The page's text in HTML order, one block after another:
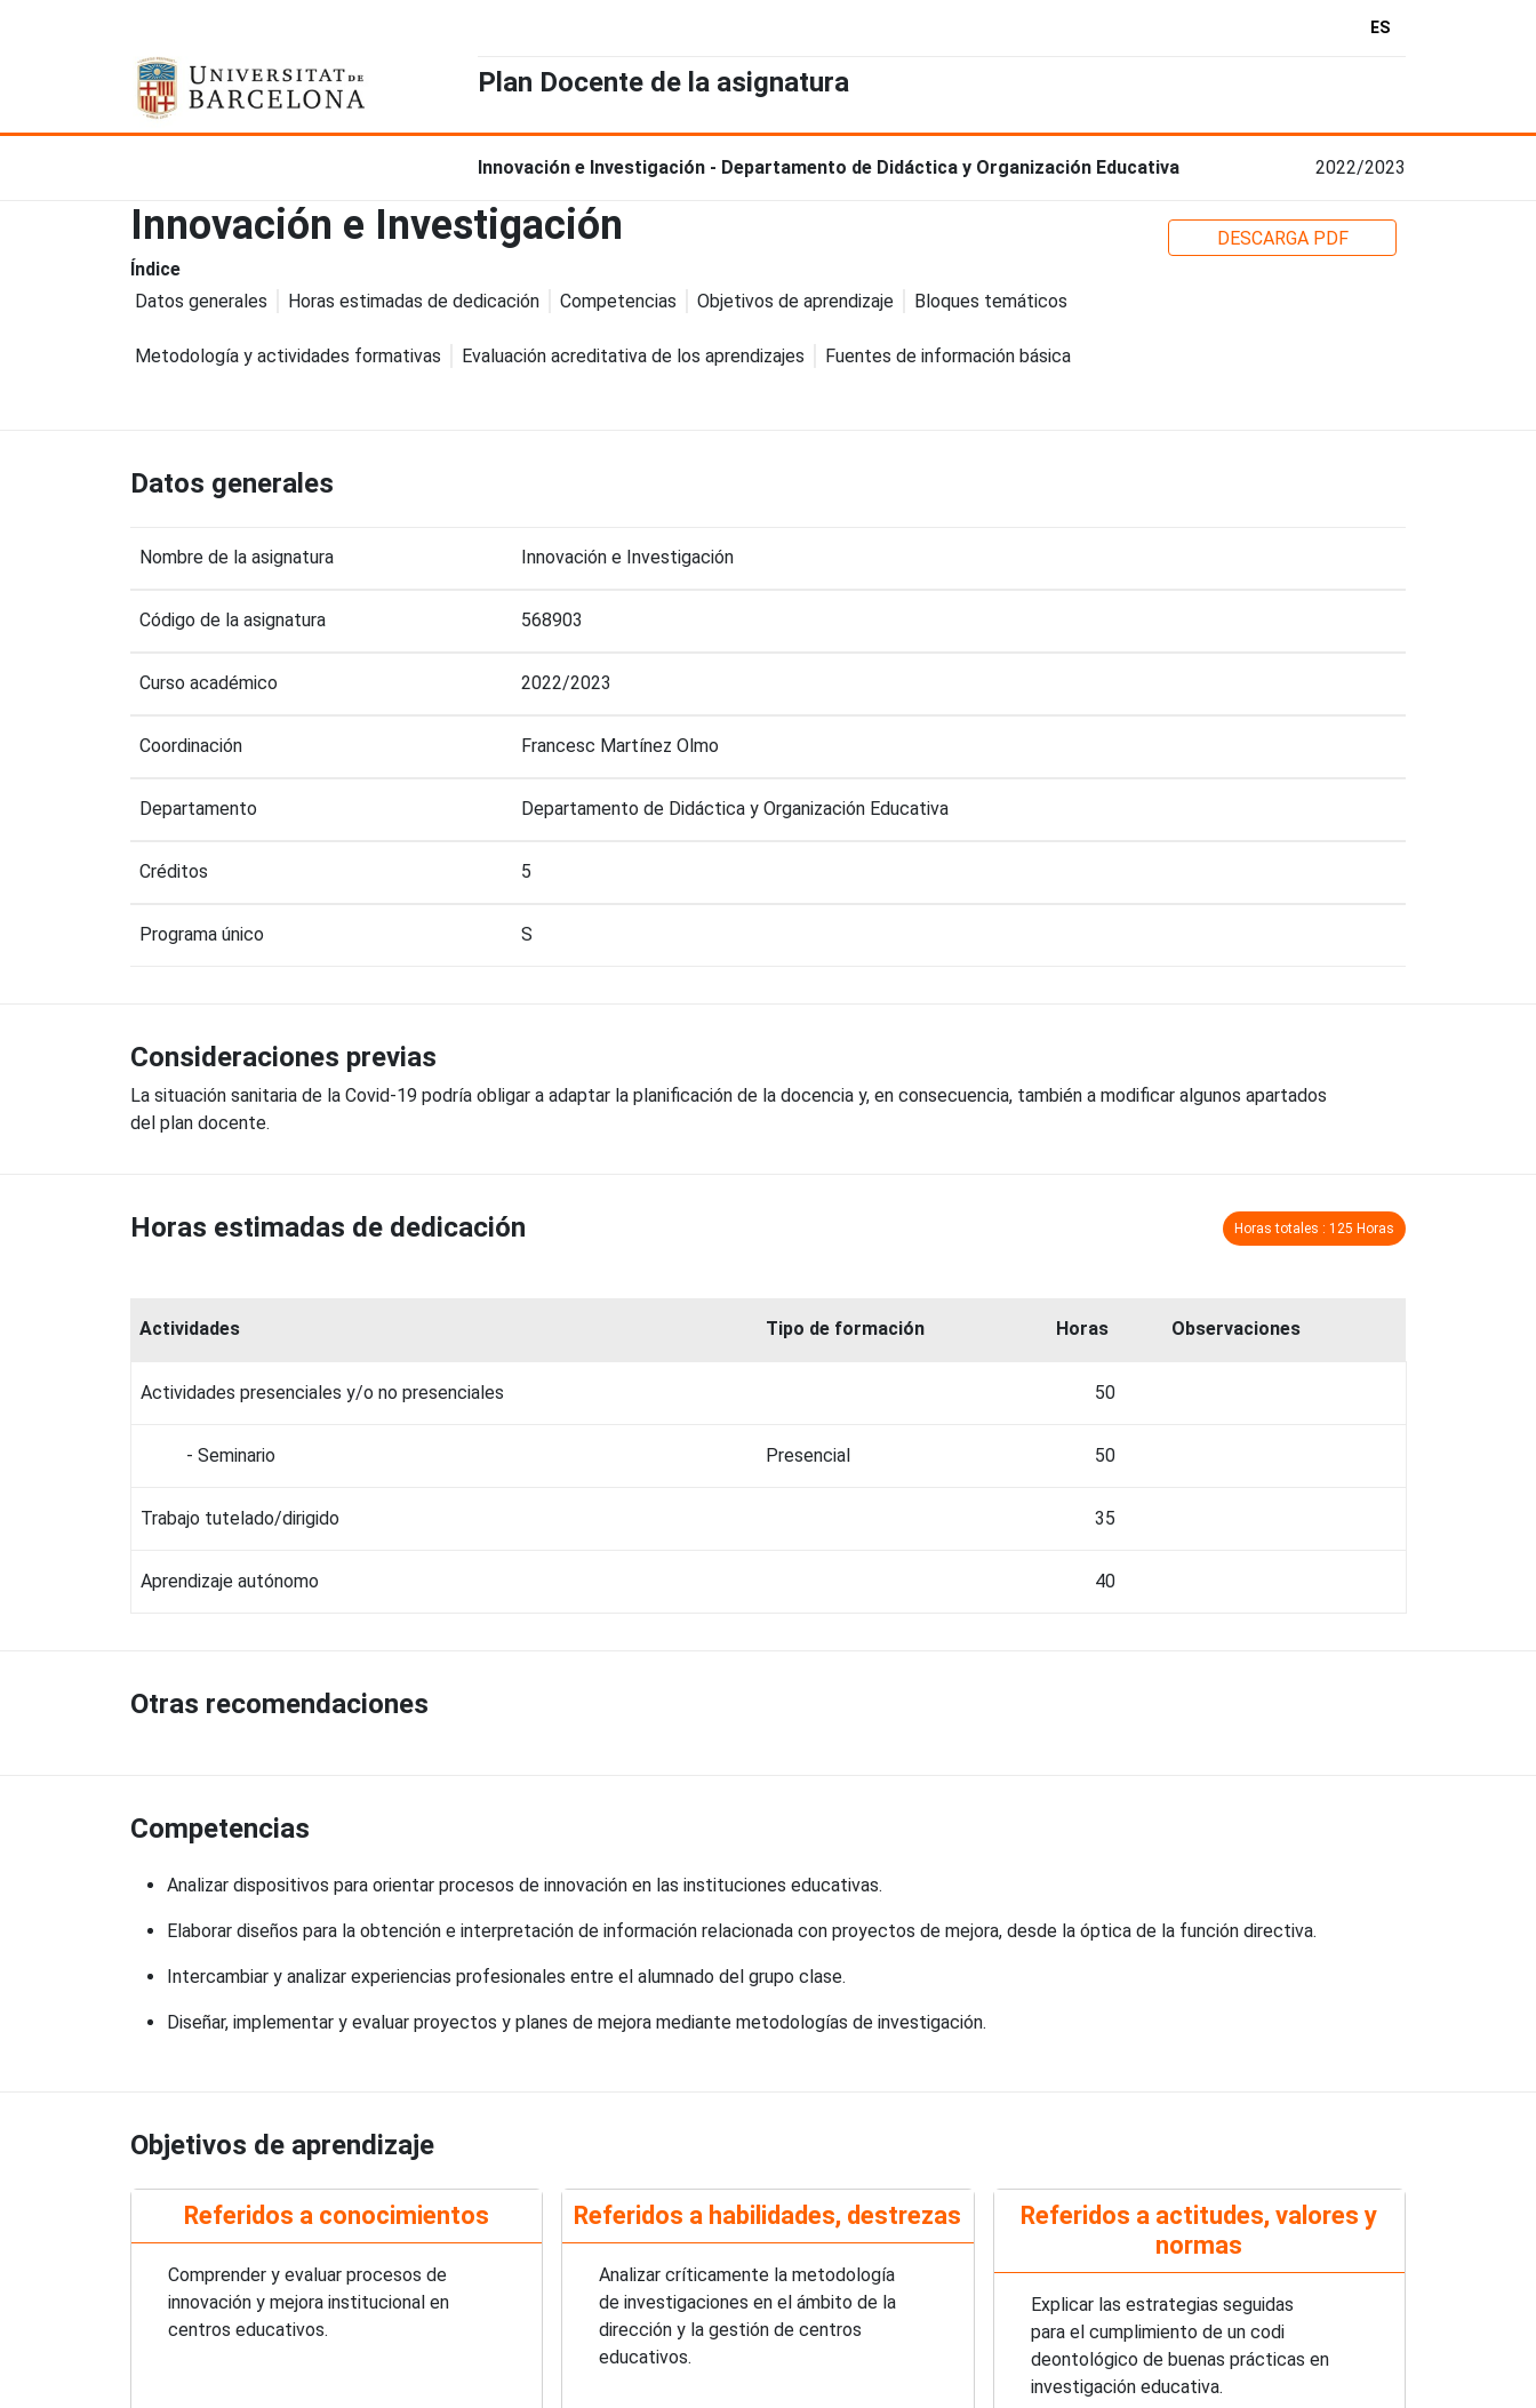
ES
Plan Docente de la asignatura
Innovación e Investigación - Departamento de Didáctica y Organización Educativa 2022/2023
Innovación e Investigación
DESCARGA PDF
Índice
Datos generales
Horas estimadas de dedicación Competencias Objetivos de aprendizaje Bloques temáticos
Metodología y actividades formativas Evaluación acreditativa de los aprendizajes Fuentes de información básica
Datos generales
Nombre de la asignatura Innovación e Investigación
Código de la asignatura 568903
Curso académico 2022/2023
Coordinación Francesc Martínez Olmo
Departamento Departamento de Didáctica y Organización Educativa
Créditos 5
Programa único S
Consideraciones previas
La situación sanitaria de la Covid-19 podría obligar a adaptar la planificación de la docencia y, en consecuencia, también a modificar algunos apartados
del plan docente.
Horas estimadas de dedicación Horas totales : 125 Horas
Actividades Tipo de formación Horas Observaciones
Actividades presenciales y/o no presenciales 50
- Seminario Presencial 50
Trabajo tutelado/dirigido 35
Aprendizaje autónomo 40
Otras recomendaciones
Competencias
Analizar dispositivos para orientar procesos de innovación en las instituciones educativas.
Elaborar diseños para la obtención e interpretación de información relacionada con proyectos de mejora, desde la óptica de la función directiva.
Intercambiar y analizar experiencias profesionales entre el alumnado del grupo clase.
Diseñar, implementar y evaluar proyectos y planes de mejora mediante metodologías de investigación.
Objetivos de aprendizaje
Referidos a conocimientos
Comprender y evaluar procesos de
innovación y mejora institucional en
centros educativos.
Referidos a habilidades, destrezas
Analizar críticamente la metodología
de investigaciones en el ámbito de la
dirección y la gestión de centros
educativos.
Referidos a actitudes, valores y
normas
Explicar las estrategias seguidas
para el cumplimiento de un codi
deontológico de buenas prácticas en
investigación educativa.